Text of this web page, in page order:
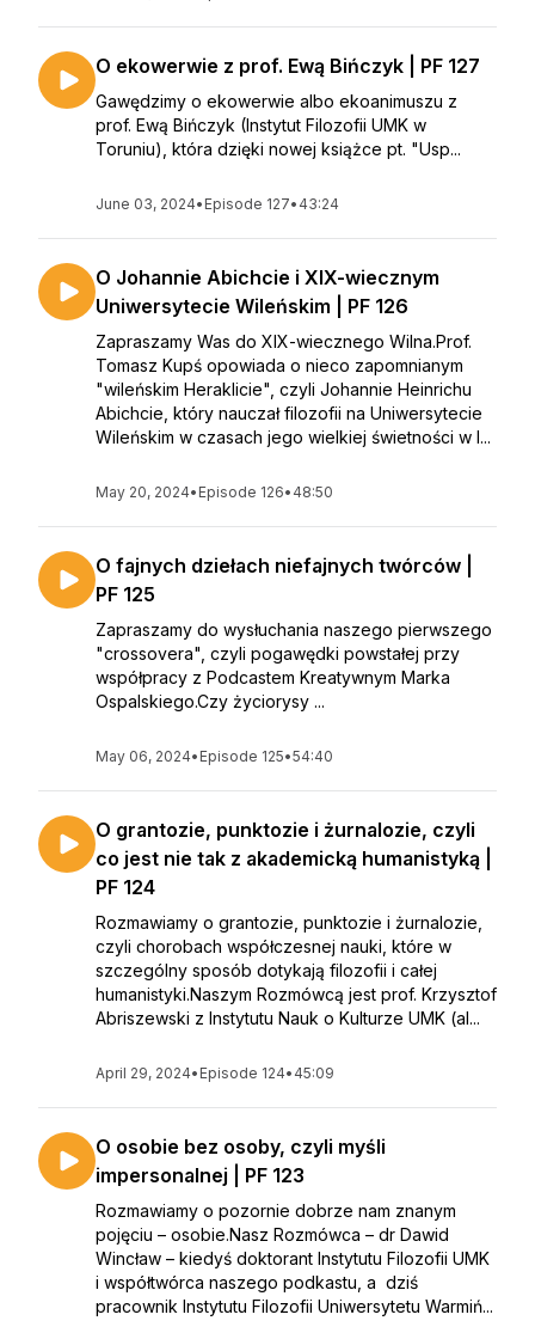
O ekowerwie z prof. Ewą Bińczyk | PF 127
Gawędzimy o ekowerwie albo ekoanimuszu z
prof. Ewą Bińczyk (Instytut Filozofii UMK w
Toruniu), która dzięki nowej książce pt. "Usp...
June 03, 2024• Episode 127• 43:24
O Johannie Abichcie i XIX-wiecznym
Uniwersytecie Wileńskim | PF 126
Zapraszamy Was do XIX-wiecznego Wilna.Prof.
Tomasz Kupś opowiada o nieco zapomnianym
"wileńskim Heraklicie", czyli Johannie Heinrichu
Abichcie, który nauczał filozofii na Uniwersytecie
Wileńskim w czasach jego wielkiej świetności w l...
May 20, 2024• Episode 126• 48:50
O fajnych dziełach niefajnych twórców |
PF 125
Zapraszamy do wysłuchania naszego pierwszego
"crossovera", czyli pogawędki powstałej przy
współpracy z Podcastem Kreatywnym Marka
Ospalskiego.Czy życiorysy ...
May 06, 2024• Episode 125•54:40
O grantozie, punktozie i żurnalozie, czyli
co jest nie tak z akademicką humanistyką |
PF 124
Rozmawiamy o grantozie, punktozie i żurnalozie,
czyli chorobach współczesnej nauki, które w
szczególny sposób dotykają filozofii i całej
humanistyki.Naszym Rozmówcą jest prof. Krzysztof
Abriszewski z Instytutu Nauk o Kulturze UMK (al...
April 29, 2024• Episode 124• 45:09
O osobie bez osoby, czyli myśli
impersonalnej | PF 123
Rozmawiamy o pozornie dobrze nam znanym
pojęciu – osobie.Nasz Rozmówca – dr Dawid
Wincław – kiedyś doktorant Instytutu Filozofii UMK
i współtwórca naszego podkastu, a dziś
pracownik Instytutu Filozofii Uniwersytetu Warmiń...